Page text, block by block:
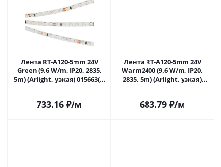
Лента RT-A120-5mm 24V
Green (9.6 W/m, IP20, 2835,
5m) (Arlight, узкая) 015663(2)
733.16 ₽/м
Лента RT-A120-5mm 24V
Warm2400 (9.6 W/m, IP20,
2835, 5m) (Arlight, узкая)
683.79 ₽/м